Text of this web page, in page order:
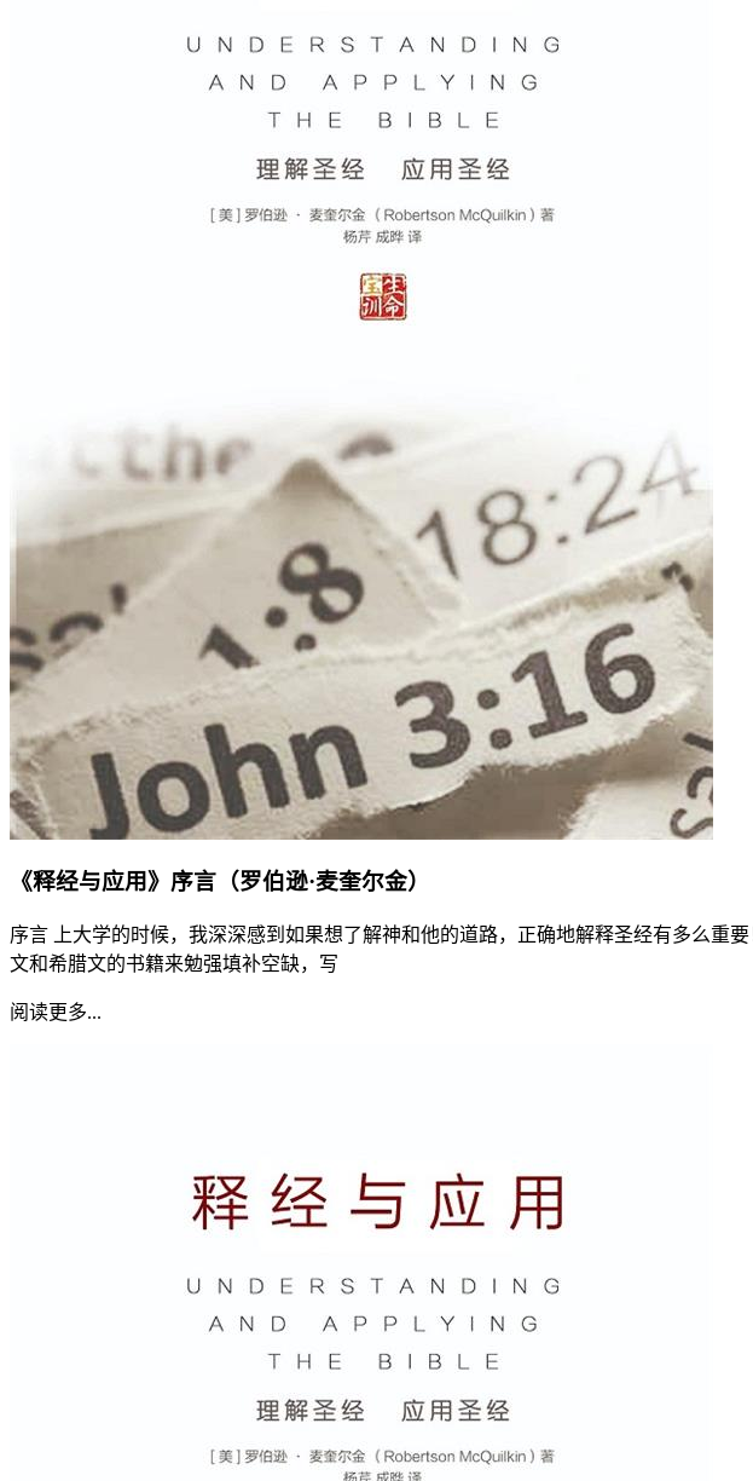
《释经与应用》序言（罗伯逊·麦奎尔金）
序言 上大学的时候，我深深感到如果想了解神和他的道路，正确地解释圣经有多么重
文和希腊文的书籍来勉强填补空缺，写
阅读更多...